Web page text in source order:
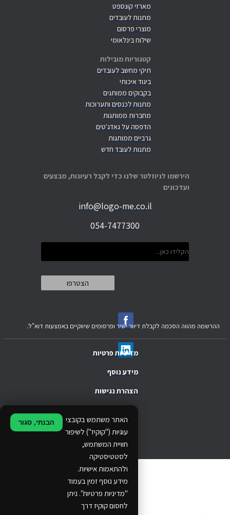
מארזי קונספט
מתנות לעובדים
מוצרי פרסום
שילוח בינלאומי
קטגוריות מובילות
תיקי מחשב לעובדים
ביגוד איכותי
בקבוקים ממותגים
מתנות לכנסים ותערוכות
מחברות ממותגות
הדפסה על גאדג'טים
גרביים ממותגות
מתנות לעובד חדש
הירשמו לניוזלטר שלנו כדי לקבל רעיונות, מבצעים
ועדכונים
info@logo-me.co.il
054-7477300
מדיניות פרטיות
האתר משתמש בקובצי
עוגיות ("קוקיז") לשיפור
חוויית המשתמש,
לסטטיסטיקה
ולהתאמות אישיות.
מידע נוסף זמין בעמוד
"מדיניות פרטיות". ניתן
לחסום קוקיז דרך
הבנתי, סגור
מידע נוסף
.
הצהרת נגישות
ההרשמה מהווה הסכמה לקבלת דיוור ישיר ופרסומים שיווקיים באמצעות דוא"ל.
© 2024 Ethos Business. All rights reserved.
...